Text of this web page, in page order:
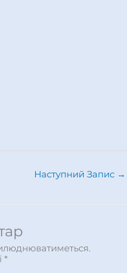
Наступний Запис →
*